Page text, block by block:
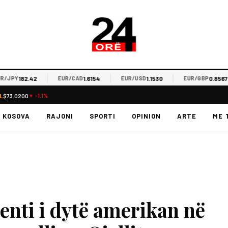
182.42 EUR/CAD1.6154 EUR/USD1.1530 EUR/GBP0.8567
$73.0200 ▼ -1.1%
KOSOVA RAJONI SPORTI OPINION ARTE ME
i dytë amerikan në